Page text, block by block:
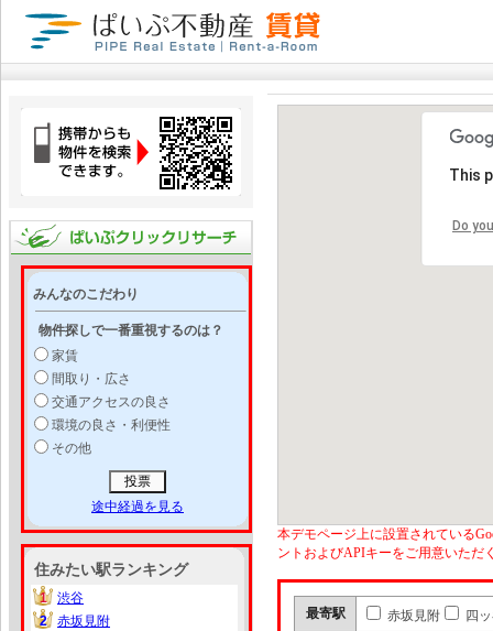
みんなのこだわり
物件探しで一番重視するのは？
家賃
間取り・広さ
交通アクセスの良さ
環境の良さ・利便性
その他
途中経過を見る
住みたい駅ランキング
1
1
渋谷
2
2
赤坂見附
This
Do
本デモページ上に設置されている
ントおよびAPIキーをご用意いただ
最寄駅 赤坂見附 四